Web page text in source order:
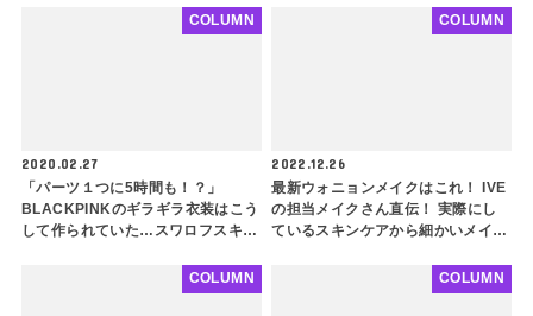
2020.02.27
「パーツ１つに5時間も！？」
BLACKPINKのギラギラ衣装はこう
して作られていた…スワロフスキー
COLUMN
2022.12.26
最新ウォニョンメイクはこれ！ IVE
の担当メイクさん直伝！ 実際にし
ているスキンケアから細かいメイク
COLUMN
COLUMN COLUMN